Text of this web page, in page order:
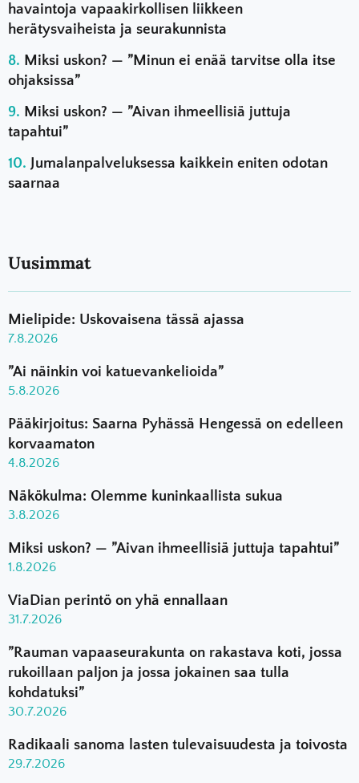
havaintoja vapaakirkollisen liikkeen
herätysvaiheista ja seurakunnista
Miksi uskon? — ”Minun ei enää tarvitse olla itse
ohjaksissa”
Miksi uskon? — ”Aivan ihmeellisiä juttuja
tapahtui”
Jumalanpalveluksessa kaikkein eniten odotan
saarnaa
Uusimmat
Mielipide: Uskovaisena tässä ajassa
7.8.2026
”Ai näinkin voi katuevankelioida”
5.8.2026
Pääkirjoitus: Saarna Pyhässä Hengessä on edelleen
korvaamaton
4.8.2026
Näkökulma: Olemme kuninkaallista sukua
3.8.2026
Miksi uskon? — ”Aivan ihmeellisiä juttuja tapahtui”
1.8.2026
ViaDian perintö on yhä ennallaan
31.7.2026
”Rauman vapaaseurakunta on rakastava koti, jossa
rukoillaan paljon ja jossa jokainen saa tulla
kohdatuksi”
30.7.2026
Radikaali sanoma lasten tulevaisuudesta ja toivosta
29.7.2026